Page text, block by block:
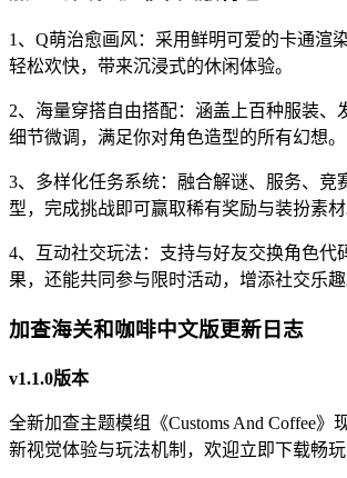
1、Q萌治愈画风：采用鲜明可爱的卡通渲
轻松欢快，带来沉浸式的休闲体验。
2、海量穿搭自由搭配：涵盖上百种服装、
细节微调，满足你对角色造型的所有幻想。
3、多样化任务系统：融合解谜、服务、竞
型，完成挑战即可赢取稀有奖励与装扮素材
4、互动社交玩法：支持与好友交换角色代
果，还能共同参与限时活动，增添社交乐趣
加查海关和咖啡中文版更新日志
v1.1.0版本
全新加查主题模组《Customs And Coffee》
新视觉体验与玩法机制，欢迎立即下载畅玩